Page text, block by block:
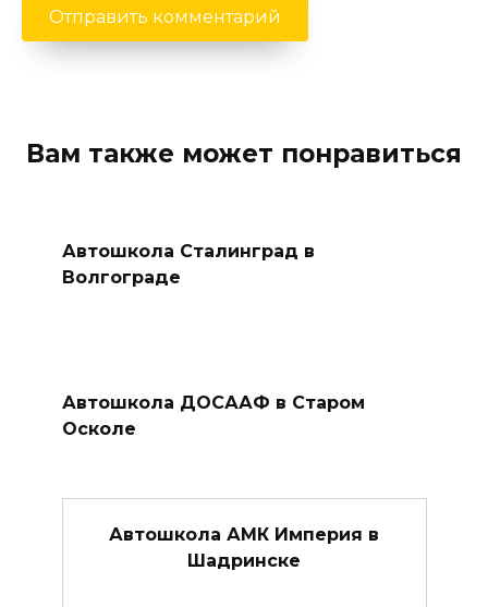
Вам также может понравиться
Автошкола Сталинград в
Волгограде
Автошкола ДОСААФ в Старом
Осколе
Автошкола АМК Империя в
Шадринске